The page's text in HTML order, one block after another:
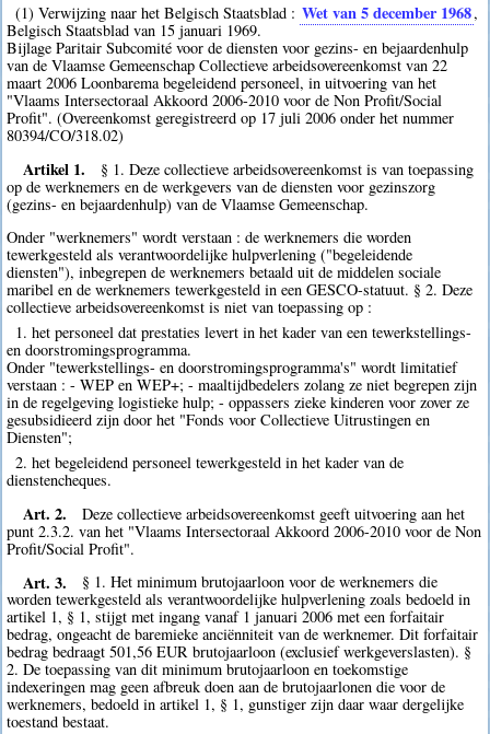
(1) Verwijzing naar het Belgisch Staatsblad : Wet van 5 december 1968,
Belgisch Staatsblad van 15 januari 1969.
Bijlage Paritair Subcomité voor de diensten voor gezins- en bejaardenhulp
van de Vlaamse Gemeenschap Collectieve arbeidsovereenkomst van 22
maart 2006 Loonbarema begeleidend personeel, in uitvoering van het
"Vlaams Intersectoraal Akkoord 2006-2010 voor de Non Profit/Social
Profit". (Overeenkomst geregistreerd op 17 juli 2006 onder het nummer
80394/CO/318.02)
Artikel 1.
§ 1. Deze collectieve arbeidsovereenkomst is van toepassing
op de werknemers en de werkgevers van de diensten voor gezinszorg
(gezins- en bejaardenhulp) van de Vlaamse Gemeenschap.
Onder "werknemers" wordt verstaan : de werknemers die worden
tewerkgesteld als verantwoordelijke hulpverlening ("begeleidende
diensten"), inbegrepen de werknemers betaald uit de middelen sociale
maribel en de werknemers tewerkgesteld in een GESCO-statuut. § 2. Deze
collectieve arbeidsovereenkomst is niet van toepassing op :
1. het personeel dat prestaties levert in het kader van een tewerkstellings-
en doorstromingsprogramma.
Onder "tewerkstellings- en doorstromingsprogramma's" wordt limitatief
verstaan : - WEP en WEP+; - maaltijdbedelers zolang ze niet begrepen zijn
in de regelgeving logistieke hulp; - oppassers zieke kinderen voor zover ze
gesubsidieerd zijn door het "Fonds voor Collectieve Uitrustingen en
Diensten";
2. het begeleidend personeel tewerkgesteld in het kader van de
dienstencheques.
Art. 2.
Deze collectieve arbeidsovereenkomst geeft uitvoering aan het
punt 2.3.2. van het "Vlaams Intersectoraal Akkoord 2006-2010 voor de Non
Profit/Social Profit".
Art. 3.
§ 1. Het minimum brutojaarloon voor de werknemers die
worden tewerkgesteld als verantwoordelijke hulpverlening zoals bedoeld in
artikel 1, § 1, stijgt met ingang vanaf 1 januari 2006 met een forfaitair
bedrag, ongeacht de baremieke anciënniteit van de werknemer. Dit forfaitair
bedrag bedraagt 501,56 EUR brutojaarloon (exclusief werkgeverslasten). §
2. De toepassing van dit minimum brutojaarloon en toekomstige
indexeringen mag geen afbreuk doen aan de brutojaarlonen die voor de
werknemers, bedoeld in artikel 1, § 1, gunstiger zijn daar waar dergelijke
toestand bestaat.